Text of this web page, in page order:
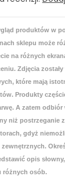
produktów w
sklepu może
na różnych
Zdjęcia
które mają
Produkty
A zatem
niż postrzeganie
gdyż
opis
różnych osób.